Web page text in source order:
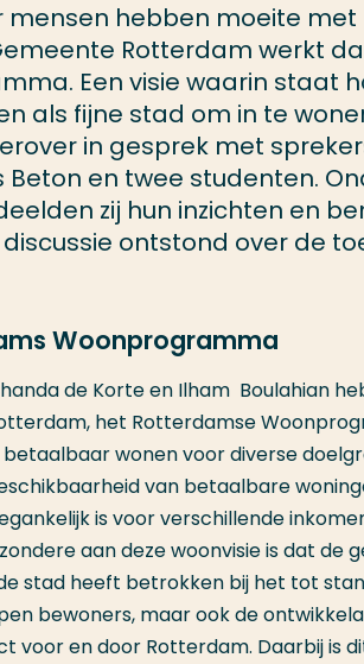
mensen hebben moeite
Rotterdam werkt
Een visie waarin staat
als fijne stad om in te
in gesprek met
Beton en twee studenten.
zij hun inzichten en
ontstond over de
Woonprogramma
de Korte en Ilham Boulahian
het Rotterdamse
wonen voor diverse
van betaalbare
is voor verschillende
aan deze woonvisie is dat
stad heeft betrokken bij het tot
bewoners, maar ook de
voor en door Rotterdam. Daarbij is